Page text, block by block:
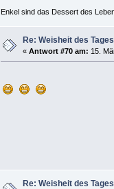
Enkel sind das Dessert des
Re: Weisheit des Tages
«Antwort #70 am: 15.
Re: Weisheit des Tages